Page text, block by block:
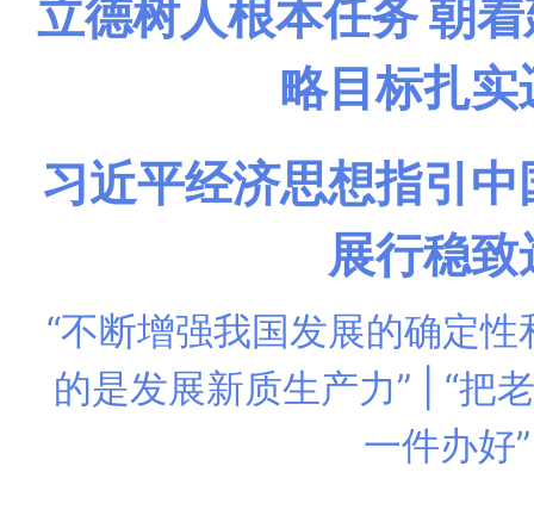
立德树人根本任务 朝
略目标扎实
习近平经济思想指引
展行稳致
“不断增强我国发展的确定性
的是发展新质生产力”
“把
一件办好”